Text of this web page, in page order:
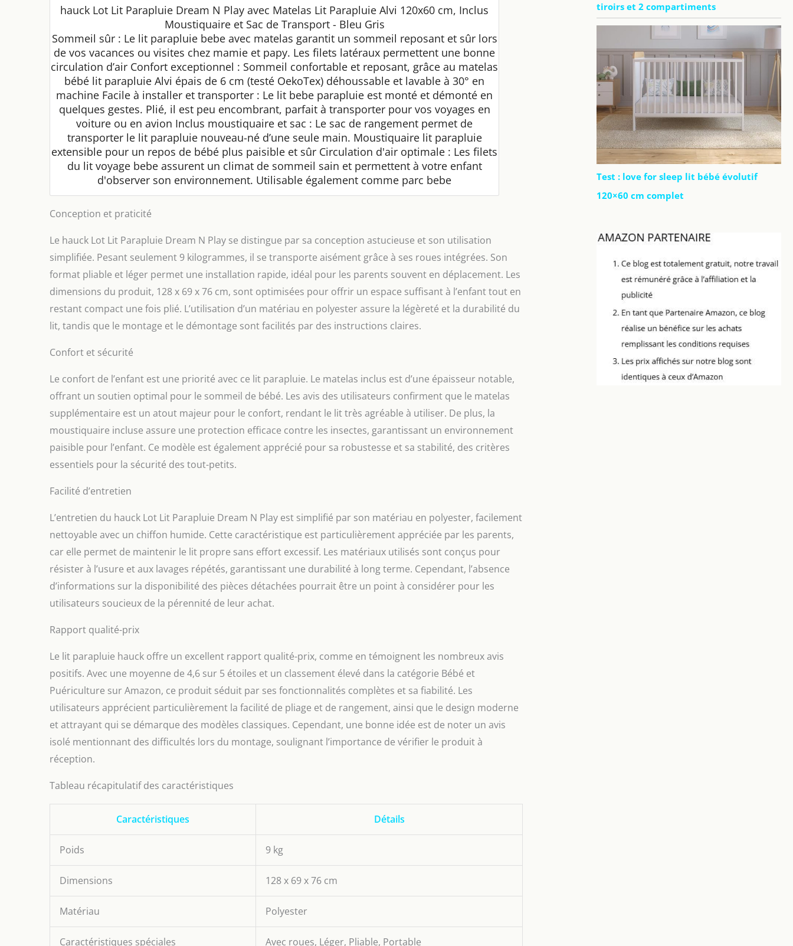
hauck Lot Lit Parapluie Dream N Play avec Matelas Lit Parapluie Alvi 120x60 cm, Inclus
Moustiquaire et Sac de Transport - Bleu Gris
Sommeil sûr : Le lit parapluie bebe avec matelas garantit un sommeil reposant et sûr lors
de vos vacances ou visites chez mamie et papy. Les filets latéraux permettent une bonne
circulation d’air Confort exceptionnel : Sommeil confortable et reposant, grâce au matelas
bébé lit parapluie Alvi épais de 6 cm (testé OekoTex) déhoussable et lavable à 30° en
machine Facile à installer et transporter : Le lit bebe parapluie est monté et démonté en
quelques gestes. Plié, il est peu encombrant, parfait à transporter pour vos voyages en
voiture ou en avion Inclus moustiquaire et sac : Le sac de rangement permet de
transporter le lit parapluie nouveau-né d’une seule main. Moustiquaire lit parapluie
extensible pour un repos de bébé plus paisible et sûr Circulation d'air optimale : Les filets
du lit voyage bebe assurent un climat de sommeil sain et permettent à votre enfant
d'observer son environnement. Utilisable également comme parc bebe
Conception et praticité
Le hauck Lot Lit Parapluie Dream N Play se distingue par sa conception astucieuse et son utilisation
simplifiée. Pesant seulement 9 kilogrammes, il se transporte aisément grâce à ses roues intégrées. Son
format pliable et léger permet une installation rapide, idéal pour les parents souvent en déplacement. Les
dimensions du produit, 128 x 69 x 76 cm, sont optimisées pour offrir un espace suffisant à l’enfant tout en
restant compact une fois plié. L’utilisation d’un matériau en polyester assure la légèreté et la durabilité du
lit, tandis que le montage et le démontage sont facilités par des instructions claires.
Confort et sécurité
Le confort de l’enfant est une priorité avec ce lit parapluie. Le matelas inclus est d’une épaisseur notable,
offrant un soutien optimal pour le sommeil de bébé. Les avis des utilisateurs confirment que le matelas
supplémentaire est un atout majeur pour le confort, rendant le lit très agréable à utiliser. De plus, la
moustiquaire incluse assure une protection efficace contre les insectes, garantissant un environnement
paisible pour l’enfant. Ce modèle est également apprécié pour sa robustesse et sa stabilité, des critères
essentiels pour la sécurité des tout-petits.
Facilité d’entretien
L’entretien du hauck Lot Lit Parapluie Dream N Play est simplifié par son matériau en polyester, facilement
nettoyable avec un chiffon humide. Cette caractéristique est particulièrement appréciée par les parents,
car elle permet de maintenir le lit propre sans effort excessif. Les matériaux utilisés sont conçus pour
résister à l’usure et aux lavages répétés, garantissant une durabilité à long terme. Cependant, l’absence
d’informations sur la disponibilité des pièces détachées pourrait être un point à considérer pour les
utilisateurs soucieux de la pérennité de leur achat.
Rapport qualité-prix
Le lit parapluie hauck offre un excellent rapport qualité-prix, comme en témoignent les nombreux avis
positifs. Avec une moyenne de 4,6 sur 5 étoiles et un classement élevé dans la catégorie Bébé et
Puériculture sur Amazon, ce produit séduit par ses fonctionnalités complètes et sa fiabilité. Les
utilisateurs apprécient particulièrement la facilité de pliage et de rangement, ainsi que le design moderne
et attrayant qui se démarque des modèles classiques. Cependant, une bonne idée est de noter un avis
isolé mentionnant des difficultés lors du montage, soulignant l’importance de vérifier le produit à
réception.
Tableau récapitulatif des caractéristiques
Caractéristiques Détails
Poids 9 kg
Dimensions 128 x 69 x 76 cm
Matériau Polyester
Caractéristiques spéciales Avec roues, Léger, Pliable, Portable
tiroirs et 2 compartiments
Test : love for sleep lit bébé évolutif
120×60 cm complet